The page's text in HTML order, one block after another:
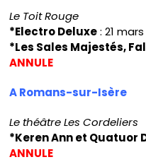
Le Toit Rouge
*Electro Deluxe: 21
*Les Sales Majestés,
ANNULE
A Romans-sur-Isère
Le théâtre Les Cordeliers
*Keren Ann et Quatuor
ANNULE